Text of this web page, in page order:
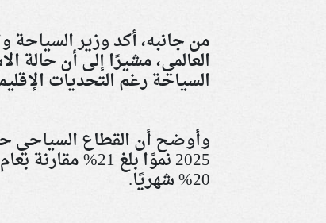
من جانبه، أكد وزير
العالمي، مشيرًا إلى أن حالة
السياحة رغم التحديات
وأوضح أن القطاع السياحي
20% شهريًا
.